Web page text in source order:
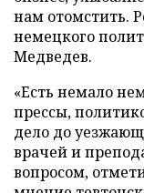
нам отомстить.
немецкого
Медведев.
«Есть немало
прессы,
дело до
врачей и
вопросом,